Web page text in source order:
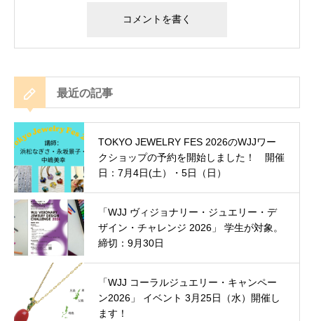
最近の記事
TOKYO JEWELRY FES 2026のWJJワー
クショップの予約を開始しました！ 開催
日：7月4日(土）・5日（日）
「WJJ ヴィジョナリー・ジュエリー・デ
ザイン・チャレンジ 2026」 学生が対象。
締切：9月30日
「WJJ コーラルジュエリー・キャンペー
ン2026」 イベント 3月25日（水）開催し
ます！